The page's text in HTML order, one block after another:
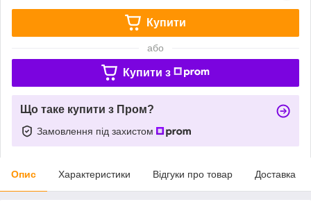
Купити
або
Купити з
Що таке купити з Пром?
Замовлення під захистом
Опис Характеристики Відгуки про товар Доставка